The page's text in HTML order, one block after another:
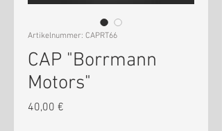
Artikelnummer: CAPRT66
CAP "Borrmann
Motors"
40,00 €